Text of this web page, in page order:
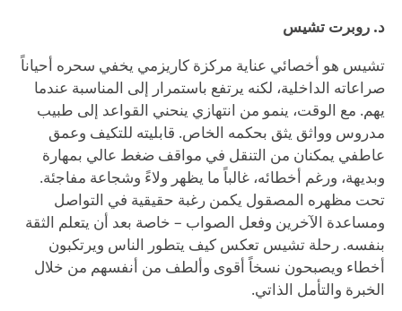
د. روبرت تشيس
تشيس هو أخصائي عناية مركزة كاريزمي يخفي سحره أحياناً
صراعاته الداخلية، لكنه يرتفع باستمرار إلى المناسبة عندما
يهم. مع الوقت، ينمو من انتهازي ينحني القواعد إلى طبيب
مدروس وواثق يثق بحكمه الخاص. قابليته للتكيف وعمق
عاطفي يمكنان من التنقل في مواقف ضغط عالي بمهارة
وبديهة، ورغم أخطائه، غالباً ما يظهر ولاءً وشجاعة مفاجئة.
تحت مظهره المصقول يكمن رغبة حقيقية في التواصل
ومساعدة الآخرين وفعل الصواب – خاصة بعد أن يتعلم الثقة
بنفسه. رحلة تشيس تعكس كيف يتطور الناس ويرتكبون
أخطاء ويصبحون نسخاً أقوى وألطف من أنفسهم من خلال
الخبرة والتأمل الذاتي.